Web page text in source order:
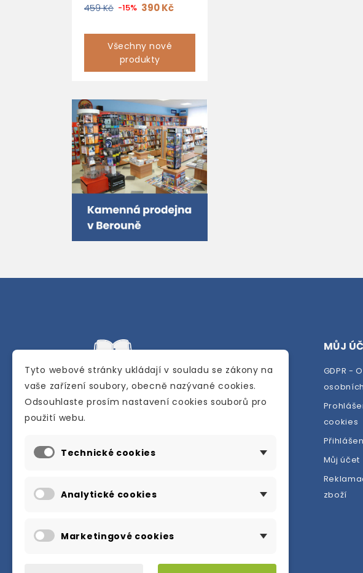
459 Kč -15% 390 Kč
Všechny nové
produkty
Internetové a kamenné knihkupectví se
anglického jazyka.
Karly Machové 48 Beroun 266 01
info@englishbooks.cz
MŮJ
GDPR -
cookies
Můj účet
zboží
Tyto webové stránky ukládají v souladu se zákony na
vaše zařízení soubory, obecně nazývané cookies.
Odsouhlaste prosím nastavení cookies souborů pro
použití webu.
Technické cookies
Analytické cookies
Marketingové cookies